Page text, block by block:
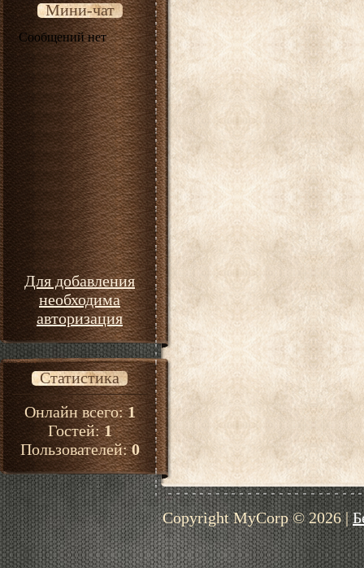
Мини-чат
Для добавления
необходима
авторизация
Статистика
Онлайн всего:1
Гостей:1
Пользователей:0
Copyright MyCorp © 2026|